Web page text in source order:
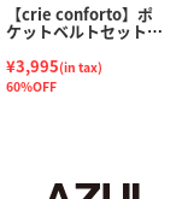
【crie conforto】ポ
ケットベルトセットワ
イドパンツ
¥3,995(in tax)
60%OFF